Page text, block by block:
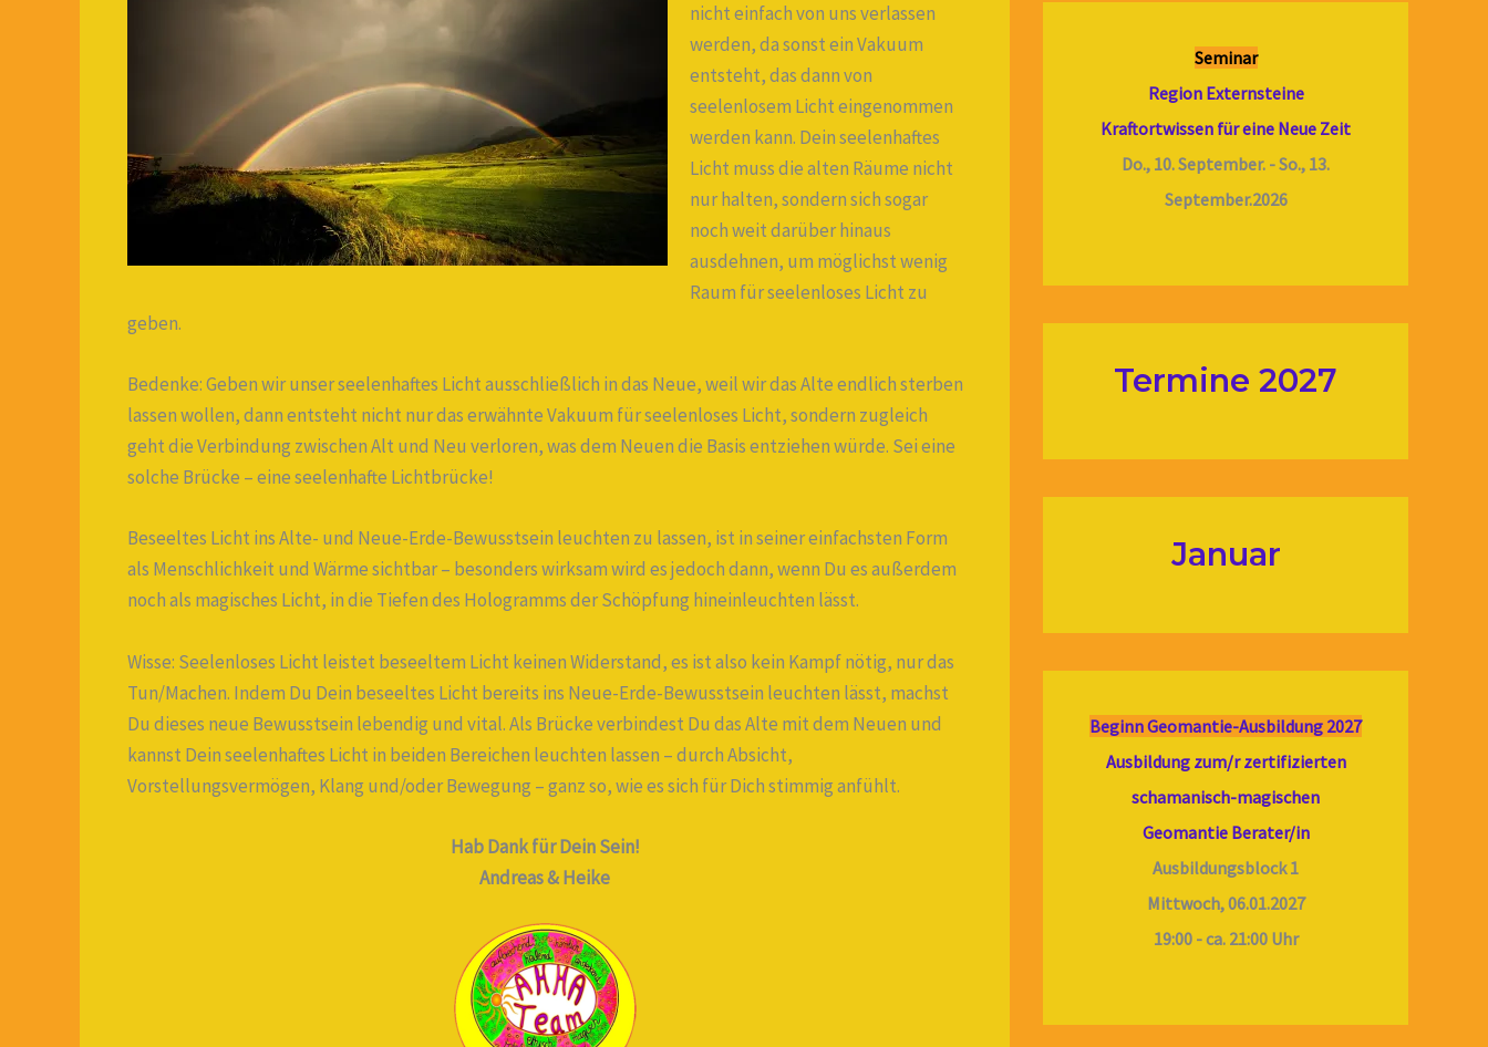
nicht einfach von uns verlassen
werden, da sonst ein Vakuum
entsteht, das dann von
seelenlosem Licht eingenommen
werden kann. Dein seelenhaftes
Licht muss die alten Räume nicht
nur halten, sondern sich sogar
noch weit darüber hinaus
ausdehnen, um möglichst wenig
Raum für seelenloses Licht zu
geben.
Bedenke: Geben wir unser seelenhaftes Licht ausschließlich in das Neue, weil wir das Alte endlich sterben
lassen wollen, dann entsteht nicht nur das erwähnte Vakuum für seelenloses Licht, sondern zugleich
geht die Verbindung zwischen Alt und Neu verloren, was dem Neuen die Basis entziehen würde. Sei eine
solche Brücke – eine seelenhafte Lichtbrücke!
Beseeltes Licht ins Alte- und Neue-Erde-Bewusstsein leuchten zu lassen, ist in seiner einfachsten Form
als Menschlichkeit und Wärme sichtbar – besonders wirksam wird es jedoch dann, wenn Du es außerdem
noch als magisches Licht, in die Tiefen des Hologramms der Schöpfung hineinleuchten lässt.
Wisse: Seelenloses Licht leistet beseeltem Licht keinen Widerstand, es ist also kein Kampf nötig, nur das
Tun/Machen. Indem Du Dein beseeltes Licht bereits ins Neue-Erde-Bewusstsein leuchten lässt, machst
Du dieses neue Bewusstsein lebendig und vital. Als Brücke verbindest Du das Alte mit dem Neuen und
kannst Dein seelenhaftes Licht in beiden Bereichen leuchten lassen – durch Absicht,
Vorstellungsvermögen, Klang und/oder Bewegung – ganz so, wie es sich für Dich stimmig anfühlt.
Hab Dank für Dein Sein!
Andreas & Heike
Seminar
Region Externsteine
Kraftortwissen für eine Neue Zeit
Do., 10. September. - So., 13.
September.2026
Termine 2027
Januar
Beginn Geomantie-Ausbildung 2027
Ausbildung zum/r zertifizierten
schamanisch-magischen
Geomantie Berater/in
Ausbildungsblock 1
Mittwoch, 06.01.2027
19:00 - ca. 21:00 Uhr